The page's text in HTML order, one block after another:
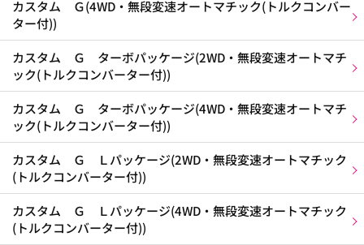
カスタム Ｇ(4WD・無段変速オートマチック(トルクコンバー
ター付))
カスタム Ｇ ターボパッケージ(2WD・無段変速オートマチ
ック(トルクコンバーター付))
カスタム Ｇ ターボパッケージ(4WD・無段変速オートマチ
ック(トルクコンバーター付))
カスタム Ｇ Ｌパッケージ(2WD・無段変速オートマチック
(トルクコンバーター付))
カスタム Ｇ Ｌパッケージ(4WD・無段変速オートマチック
(トルクコンバーター付))